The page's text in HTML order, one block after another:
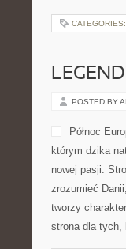
CATEGORIES:
POSTED BY
Północ
którym dzika
nowej pasji.
zrozumieć
tworzy
strona dla